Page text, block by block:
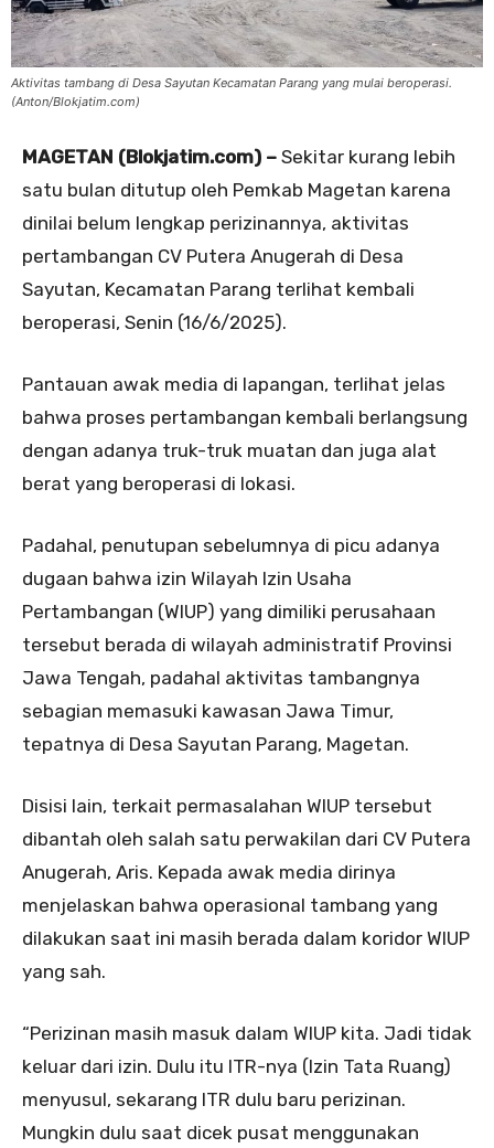
Aktivitas tambang di Desa Sayutan Kecamatan Parang yang mulai beroperasi.
(Anton/Blokjatim.com)
MAGETAN (Blokjatim.com) – Sekitar kurang lebih
satu bulan ditutup oleh Pemkab Magetan karena
dinilai belum lengkap perizinannya, aktivitas
pertambangan CV Putera Anugerah di Desa
Sayutan, Kecamatan Parang terlihat kembali
beroperasi, Senin (16/6/2025).
Pantauan awak media di lapangan, terlihat jelas
bahwa proses pertambangan kembali berlangsung
dengan adanya truk-truk muatan dan juga alat
berat yang beroperasi di lokasi.
Padahal, penutupan sebelumnya di picu adanya
dugaan bahwa izin Wilayah Izin Usaha
Pertambangan (WIUP) yang dimiliki perusahaan
tersebut berada di wilayah administratif Provinsi
Jawa Tengah, padahal aktivitas tambangnya
sebagian memasuki kawasan Jawa Timur,
tepatnya di Desa Sayutan Parang, Magetan.
Disisi lain, terkait permasalahan WIUP tersebut
dibantah oleh salah satu perwakilan dari CV Putera
Anugerah, Aris. Kepada awak media dirinya
menjelaskan bahwa operasional tambang yang
dilakukan saat ini masih berada dalam koridor WIUP
yang sah.
“Perizinan masih masuk dalam WIUP kita. Jadi tidak
keluar dari izin. Dulu itu ITR-nya (Izin Tata Ruang)
menyusul, sekarang ITR dulu baru perizinan.
Mungkin dulu saat dicek pusat menggunakan